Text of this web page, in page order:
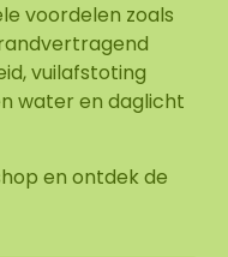
voordelen zoals
vuilafstoting
water en daglicht
en ontdek de